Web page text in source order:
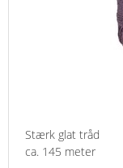
Stærk glat tråd
ca. 145 meter